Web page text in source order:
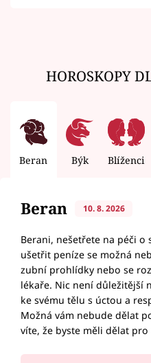
HOROSKOPY
Beran Býk Blíženci
Beran 10. 8. 2026
Berani, nešetřete na péči o
ušetřit peníze se možná
zubní prohlídky nebo se
lékaře. Nic není důležitější
ke svému tělu s úctou a
Možná vám nebude dělat
víte, že byste měli dělat pro